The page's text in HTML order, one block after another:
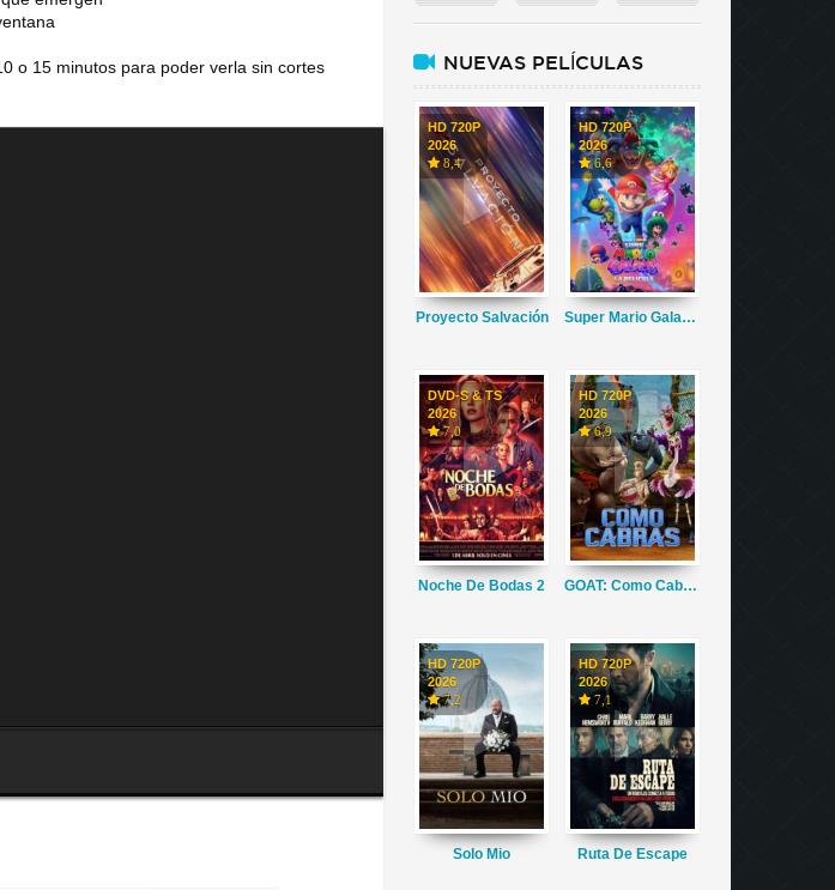
o 15 minutos para poder verla sin cortes
NUEVAS PELÍCULAS
HD 720P
2026
8,4
Proyecto Salvación
HD 720P
2026
6,6
Super Mario Galaxy La Película
DVD-S & TS
2026
7,0
Noche De Bodas 2
HD 720P
2026
6,9
GOAT: Como Cabras
HD 720P
2026
7,2
Solo Mio
HD 720P
2026
7,1
Ruta De Escape